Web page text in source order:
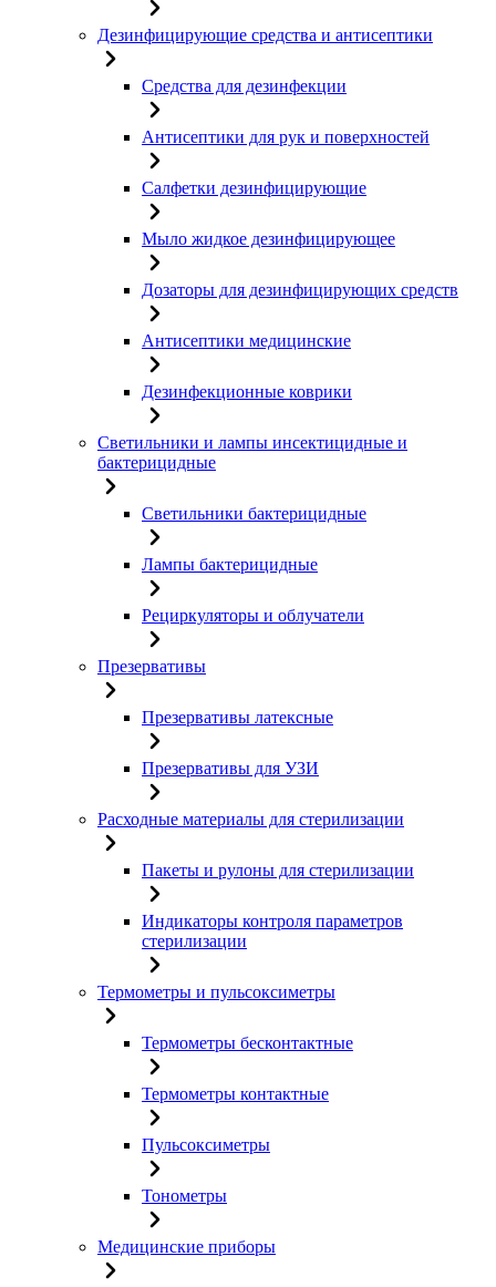
Дезинфицирующие средства и антисептики
Средства для дезинфекции
Антисептики для рук и поверхностей
Салфетки дезинфицирующие
Мыло жидкое дезинфицирующее
Дозаторы для дезинфицирующих средств
Антисептики медицинские
Дезинфекционные коврики
Светильники и лампы инсектицидные и
бактерицидные
Светильники бактерицидные
Лампы бактерицидные
Рециркуляторы и облучатели
Презервативы
Презервативы латексные
Презервативы для УЗИ
Расходные материалы для стерилизации
Пакеты и рулоны для стерилизации
Индикаторы контроля параметров
стерилизации
Термометры и пульсоксиметры
Термометры бесконтактные
Термометры контактные
Пульсоксиметры
Тонометры
Медицинские приборы